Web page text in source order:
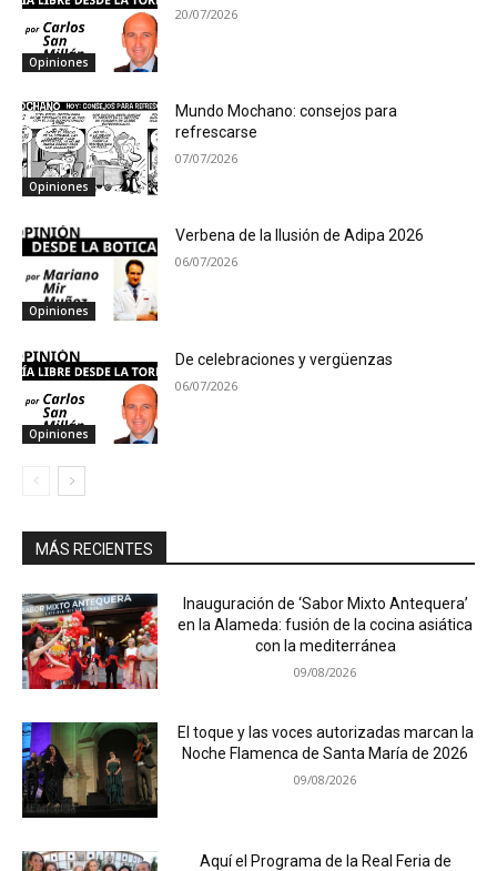
Opiniones
20/07/2026
Opiniones
Mundo Mochano: consejos para
refrescarse
07/07/2026
Opiniones
Verbena de la Ilusión de Adipa 2026
06/07/2026
Opiniones
De celebraciones y vergüenzas
06/07/2026
MÁS RECIENTES
Inauguración de ‘Sabor Mixto Antequera’
en la Alameda: fusión de la cocina asiática
con la mediterránea
09/08/2026
El toque y las voces autorizadas marcan la
Noche Flamenca de Santa María de 2026
09/08/2026
Aquí el Programa de la Real Feria de